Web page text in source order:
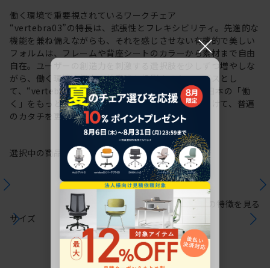
働く環境で重要視されているワークチェア
“vertebra03”の特長は、拡張性とフレキシビリティ。先進的な
機能を兼ね備えながらも、それを感じさせない有機的で美しい
フォルムは、フレームや背座シートのカラーから素材まで自由
自在。ユーザーの創造力を刺激する選択肢を少しずつ増やしな
がら、働く環境や個人の美意識を投影するキャンバスとし
て、“vertebra03”をアップデートしてきました。日本の「働
く」をもっと自由に。これからも私たちは未来に向けて、普遍
のカタチを更新していきます。
選択中の商品情報保証注意事項
サイズ
シリーズの特徴を見る
×